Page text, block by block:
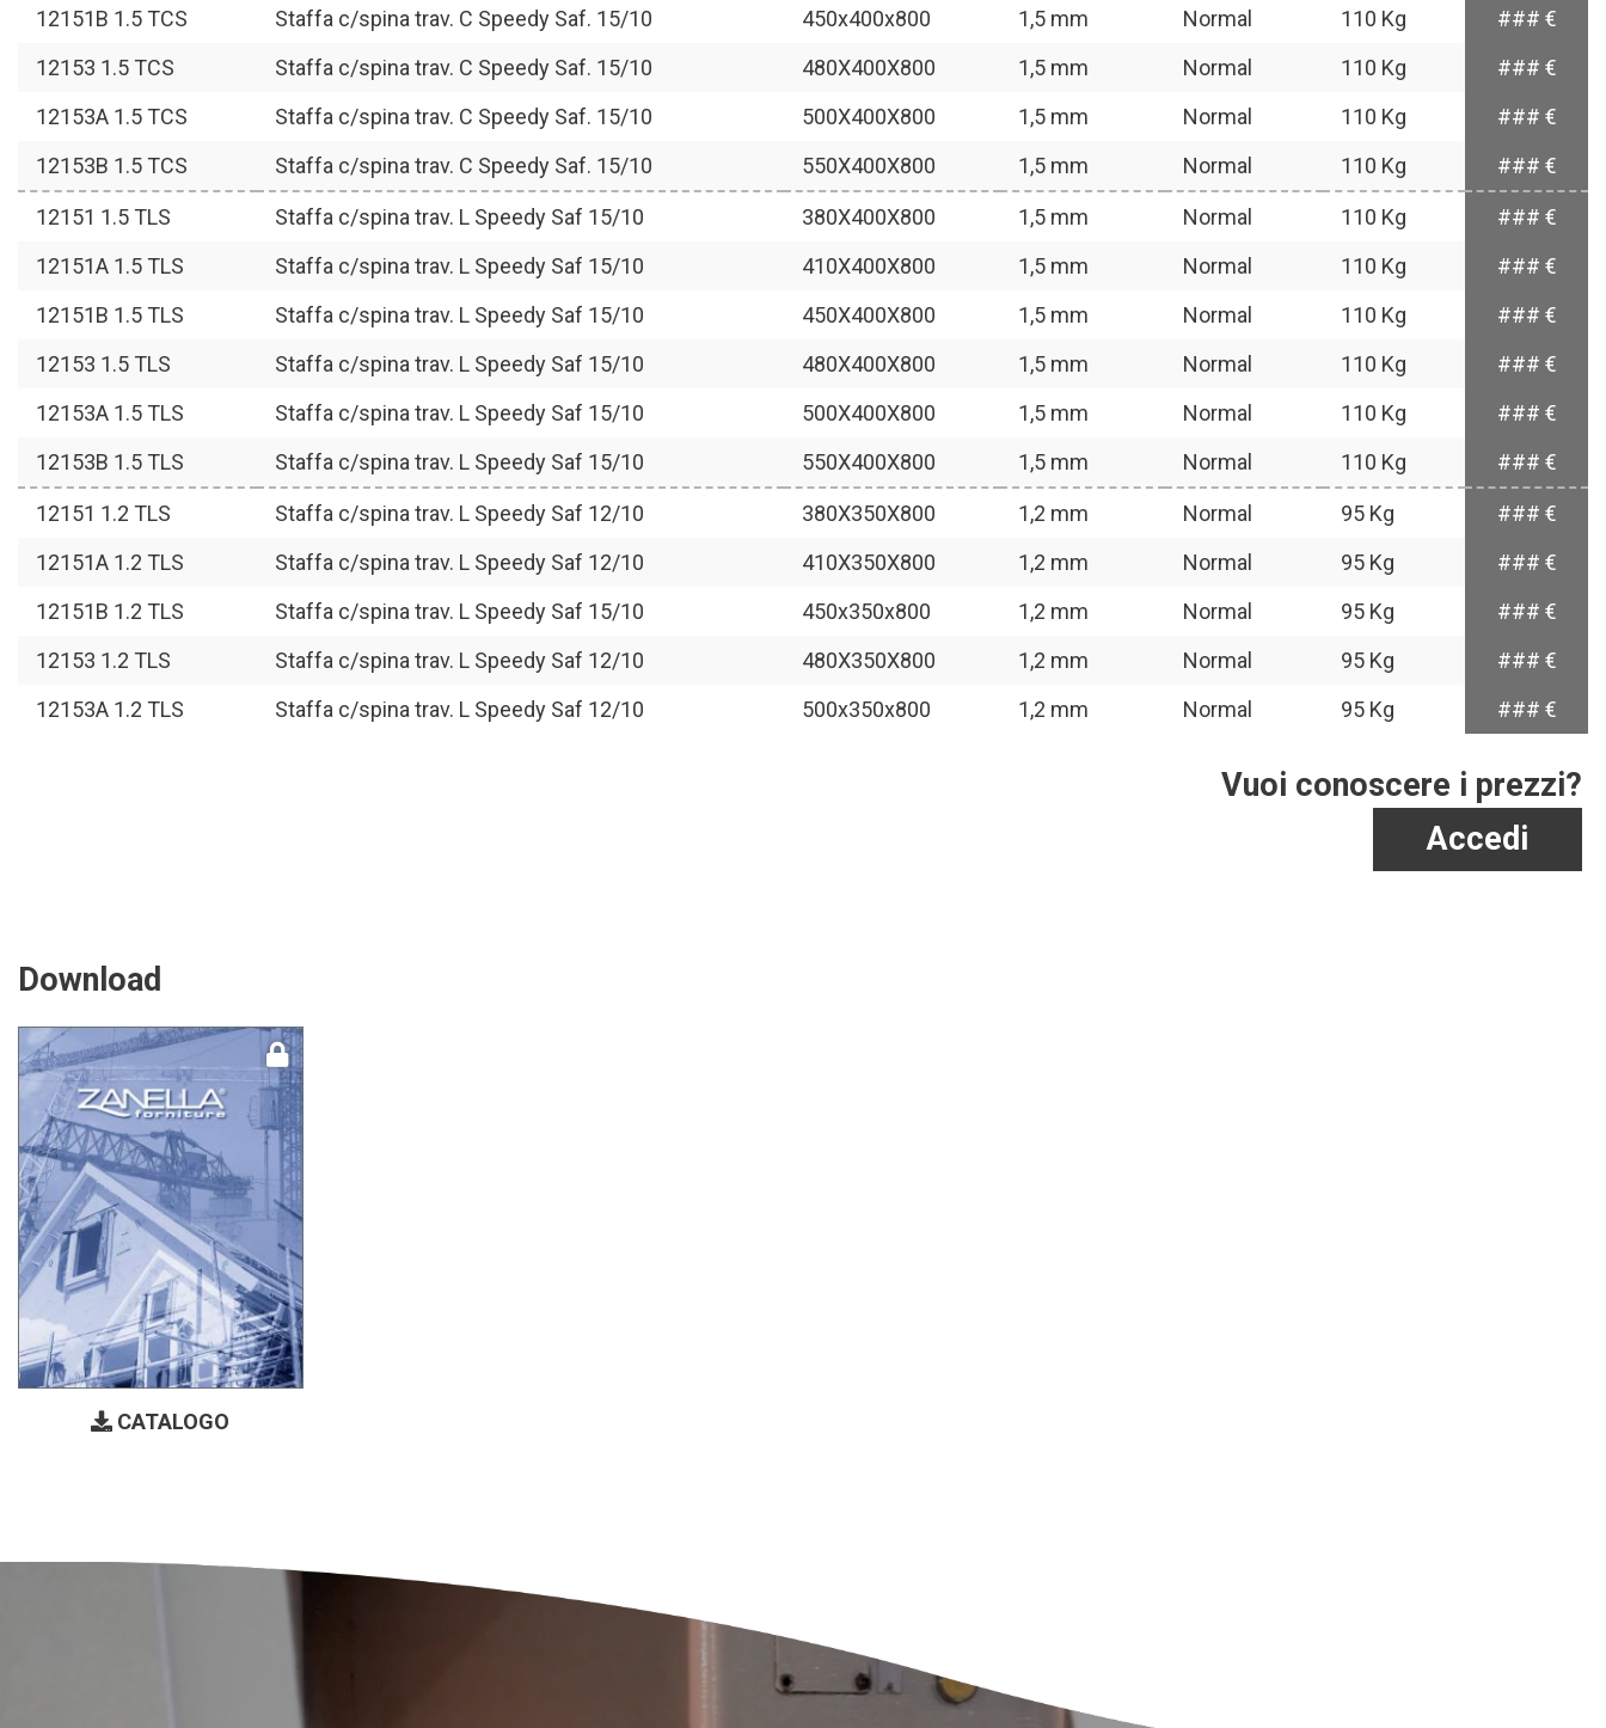
12151B 1.5 TCS
Staffa c/spina trav. C Speedy Saf. 15/10 450x400x800 1,5 mm Normal 110 Kg
### €
12153 1.5 TCS
Staffa c/spina trav. C Speedy Saf. 15/10 480X400X800 1,5 mm Normal 110 Kg
### €
12153A 1.5 TCS
Staffa c/spina trav. C Speedy Saf. 15/10 500X400X800 1,5 mm Normal 110 Kg
### €
12153B 1.5 TCS
Staffa c/spina trav. C Speedy Saf. 15/10 550X400X800 1,5 mm Normal 110 Kg ### €
12151 1.5 TLS Staffa c/spina trav. L Speedy Saf 15/10 380X400X800 1,5 mm Normal 110 Kg
### €
12151A 1.5 TLS
Staffa c/spina trav. L Speedy Saf 15/10 410X400X800 1,5 mm Normal 110 Kg
### €
12151B 1.5 TLS
Staffa c/spina trav. L Speedy Saf 15/10 450X400X800 1,5 mm Normal 110 Kg
### €
12153 1.5 TLS
Staffa c/spina trav. L Speedy Saf 15/10 480X400X800 1,5 mm Normal 110 Kg
### €
12153A 1.5 TLS
Staffa c/spina trav. L Speedy Saf 15/10 500X400X800 1,5 mm Normal 110 Kg
### €
12153B 1.5 TLS
Staffa c/spina trav. L Speedy Saf 15/10 550X400X800 1,5 mm Normal 110 Kg ### €
12151 1.2 TLS Staffa c/spina trav. L Speedy Saf 12/10 380X350X800 1,2 mm Normal 95 Kg
### €
12151A 1.2 TLS
Staffa c/spina trav. L Speedy Saf 12/10 410X350X800 1,2 mm Normal 95 Kg
### €
12151B 1.2 TLS
Staffa c/spina trav. L Speedy Saf 15/10 450x350x800 1,2 mm Normal 95 Kg
### €
12153 1.2 TLS
Staffa c/spina trav. L Speedy Saf 12/10 480X350X800 1,2 mm Normal 95 Kg
### €
12153A 1.2 TLS
Staffa c/spina trav. L Speedy Saf 12/10 500x350x800 1,2 mm Normal 95 Kg ### €
Vuoi conoscere i prezzi?
Accedi
Download
CATALOGO